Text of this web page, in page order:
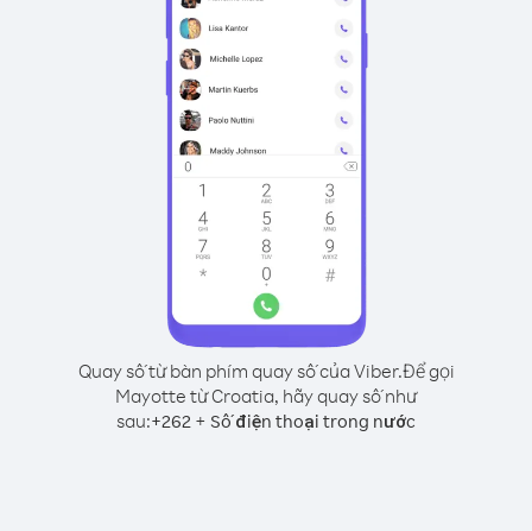
Quay số từ bàn phím quay số của Viber.Để gọi
Mayotte từ Croatia, hãy quay số như
sau:+262 + Số điện thoại trong nước